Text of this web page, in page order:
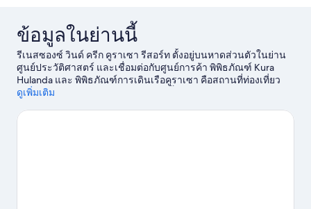
ข้อมูลในย่านนี้
รีเนสซองซ์ วินด์ ครีก คูราเซา รีสอร์ท ตั้งอยู่บนหาดส่วนตัวในย่าน
ศูนย์ประวัติศาสตร์ และเชื่อมต่อกับศูนย์การค้า พิพิธภัณฑ์ Kura
Hulanda และ พิพิธภัณฑ์การเดินเรือคูราเซา คือสถานที่ท่องเที่ยว
ทางวัฒนธรรมที่ไม่ควรพลาดในย่านนี้ ส่วนแลนด์มาร์คสำคัญคือ
และ โบสถ์ยิว Mikve Israel-Emanuel เป็นสถานที่แนะนำอีกสองแห่ง
ดูเพิ่มเติม